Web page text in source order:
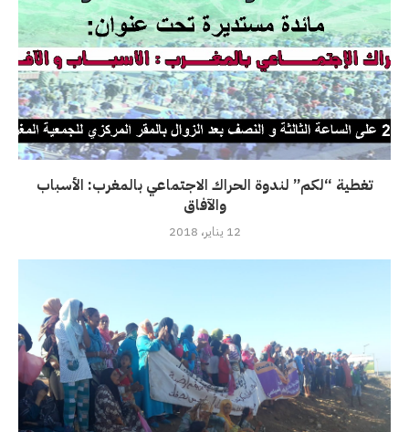
تغطية “لكم” لندوة الحراك الاجتماعي بالمغرب: الأسباب
والآفاق
12 يناير، 2018